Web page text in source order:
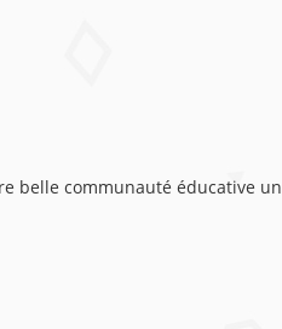
belle communauté éducative un